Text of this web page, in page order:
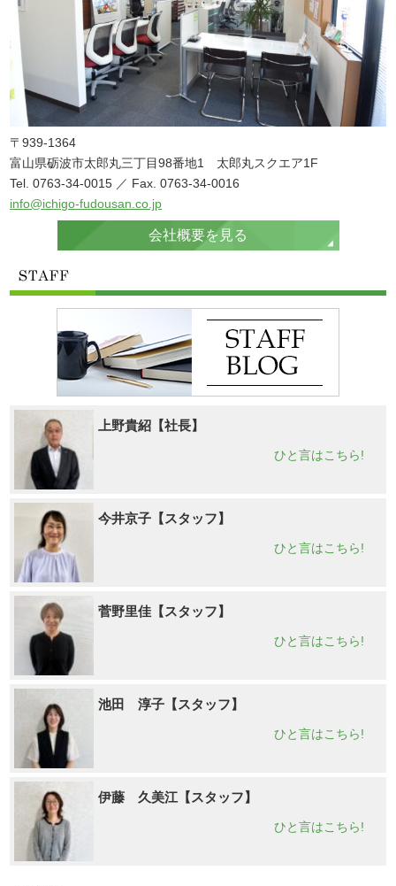
〒939-1364
富山県砺波市太郎丸三丁目98番地1 太郎丸スクエア1F
Tel. 0763-34-0015 ／ Fax. 0763-34-0016
info@ichigo-fudousan.co.jp
会社概要を見る
上野貴紹【社長】
ひと言はこちら!
今井京子【スタッフ】
ひと言はこちら!
菅野里佳【スタッフ】
ひと言はこちら!
池田 淳子【スタッフ】
ひと言はこちら!
伊藤 久美江【スタッフ】
ひと言はこちら!